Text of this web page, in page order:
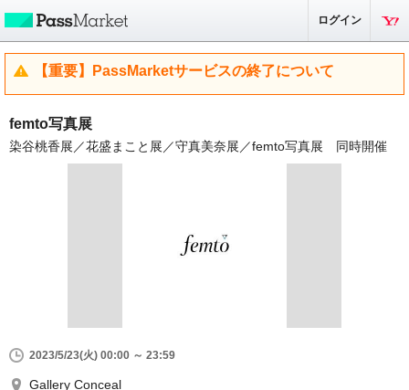
ログイン
【重要】PassMarketサービスの終了について
femto写真展
染谷桃香展／花盛まこと展／守真美奈展／femto写真展 同時開催
2023/5/23(火) 00:00 ～ 23:59
Gallery Conceal